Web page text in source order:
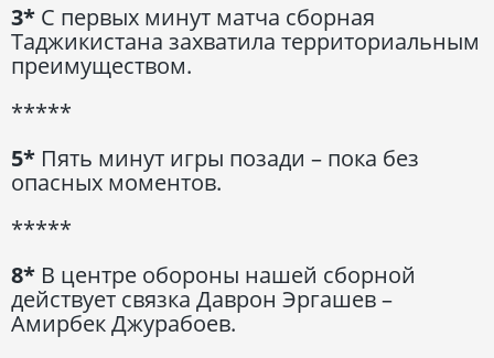
3* С первых минут матча сборная
Таджикистана захватила территориальным
преимуществом.
*****
5* Пять минут игры позади – пока без
опасных моментов.
*****
8* В центре обороны нашей сборной
действует связка Даврон Эргашев –
Амирбек Джурабоев.